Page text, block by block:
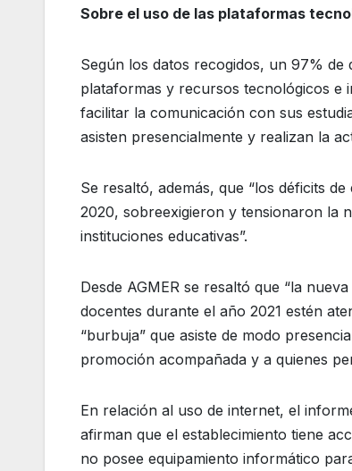
Sobre el uso de las plataformas
Según los datos recogidos, un 97%
plataformas y recursos tecnológicos e
facilitar la comunicación con sus
asisten presencialmente y realizan la
Se resaltó, además, que “los déficits
2020, sobreexigieron y tensionaron la
instituciones educativas”.
Desde AGMER se resaltó que “la
docentes durante el año 2021 estén
“burbuja” que asiste de modo
promoción acompañada y a quienes
En relación al uso de internet, el
afirman que el establecimiento tiene
no posee equipamiento informático